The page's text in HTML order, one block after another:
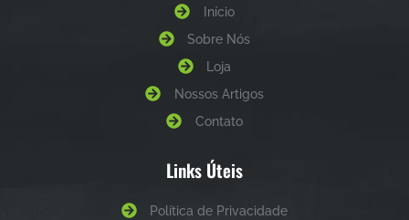
Início
Sobre Nós
Loja
Nossos Artigos
Contato
Links Úteis
Política de Privacidade